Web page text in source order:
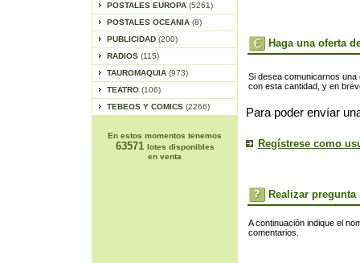
POSTALES EUROPA (5261)
POSTALES OCEANIA (8)
PUBLICIDAD (200)
RADIOS (115)
TAUROMAQUIA (973)
TEATRO (106)
TEBEOS Y COMICS (2266)
En estos momentos tenemos
63571 lotes disponibles
en venta
Haga una oferta
Si desea comunicarnos
con esta cantidad, y en
Para poder envíar
Regístrese como
Realizar pregunta
A continuación indique el
comentarios.